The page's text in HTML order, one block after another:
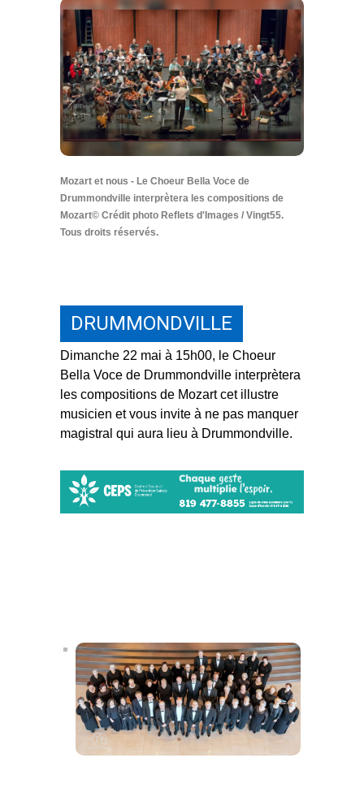
Mozart et nous - Le Choeur Bella Voce de
Drummondville interprètera les compositions de
Mozart© Crédit photo Reflets d'Images / Vingt55.
Tous droits réservés.
DRUMMONDVILLE
Dimanche 22 mai à 15h00, le Choeur
Bella Voce de Drummondville interprètera
les compositions de Mozart cet illustre
musicien et vous invite à ne pas manquer
magistral qui aura lieu à Drummondville.